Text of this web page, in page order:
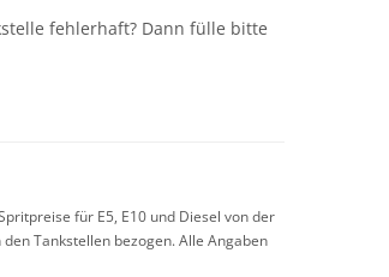
fehlerhaft? Dann fülle bitte
für E5, E10 und Diesel von der
Tankstellen bezogen. Alle Angaben